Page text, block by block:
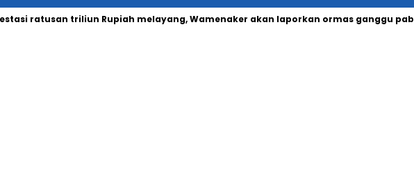
triliun Rupiah melayang, Wamenaker akan laporkan ormas ganggu pabrik ke